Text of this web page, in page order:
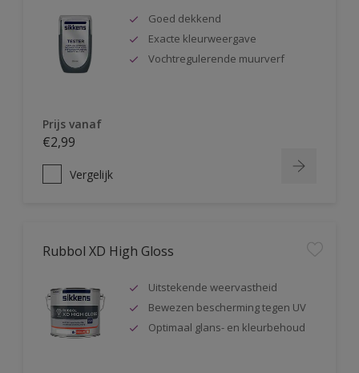
Goed dekkend
Exacte kleurweergave
Vochtregulerende muurverf
Prijs vanaf
€2,99
Vergelijk
Rubbol XD High Gloss
Uitstekende weervastheid
Bewezen bescherming tegen UV
Optimaal glans- en kleurbehoud